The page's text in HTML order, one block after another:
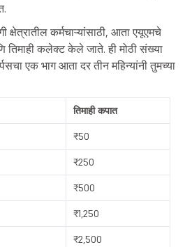
कर्मचाऱ्यांसाठी, आता एयूएमचे
कलेक्ट केले जाते. ही मोठी संख्या
एक भाग आता दर तीन महिन्यांनी तुमच्या
तिमाही कपात
₹50
₹250
₹500
₹1,250
₹2,500